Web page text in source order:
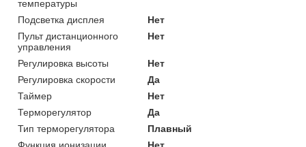
температуры
Подсветка дисплея
Нет
Пульт дистанционного
управления
Нет
Регулировка высоты
Нет
Регулировка скорости
Да
Таймер
Нет
Терморегулятор
Да
Тип терморегулятора
Плавный
Функция ионизации
Нет